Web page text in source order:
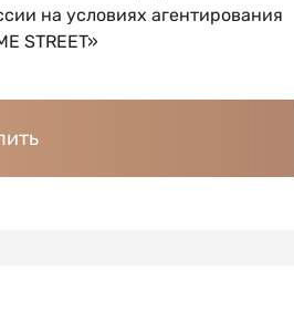
на условиях агентирования
STREET»